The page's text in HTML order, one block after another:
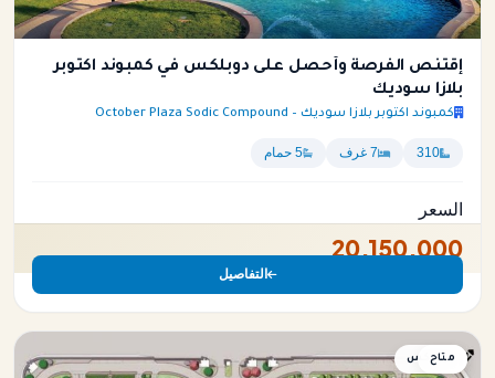
إقتنص الفرصة وأحصل على دوبلكس في كمبوند اكتوبر
بلازا سوديك
كمبوند اكتوبر بلازا سوديك – October Plaza Sodic Compound
310 7 غرف 5 حمام
السعر
20,150,000
التفاصيل
دوبلكس
متاح